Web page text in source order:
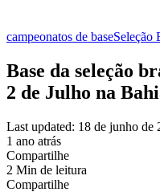
campeonatos de baseSeleção
Base da seleção
2 de Julho na
Last updated: 18 de junho de
1 ano atrás
Compartilhe
2 Min de leitura
Compartilhe